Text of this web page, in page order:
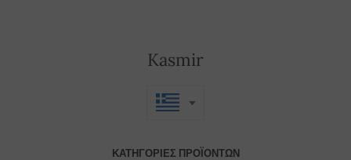
Kasmir
ΚΑΤΗΓΟΡΊΕΣ ΠΡΟΪΌΝΤΩΝ